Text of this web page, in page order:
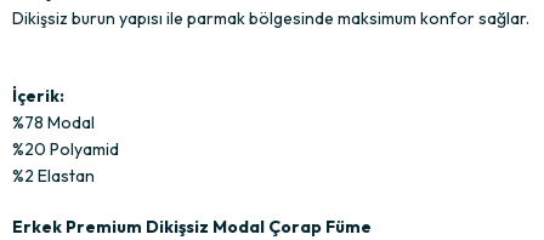
Dikişsiz burun yapısı ile parmak bölgesinde maksimum konfor sağlar.
İçerik:
%78 Modal
%20 Polyamid
%2 Elastan
Erkek Premium Dikişsiz Modal Çorap Füme